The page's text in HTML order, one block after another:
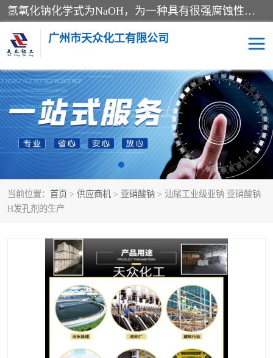
氢氧化钠化学式为NaOH，为一种具有很强腐蚀性的强碱，一般为片状或颗粒形态，易溶于水(溶于水时放热)并形成碱性溶液，另有潮解性，易吸取空气中的水蒸气(潮解)和(变质)。NaOH是化学实验室其中一种必备的化学品，亦为常见的化工品之一。纯品是无色透明的晶体。密度2.130g/cm3。熔点318.4℃。沸点1390℃。工业品含有少量的氯化和碳酸，是白色不透明的晶体。
广州市天众化工有限公司
当前位置： 首页 > 供应商机 > 亚硝酸钠 > 汕尾工业级亚钠 亚硝酸钠
H发孔剂的生产
亚硝酸钠 氢氧化钠
纯碱 硫代硫酸钠
草酸 醋酸钠
聚合氯化铝 焦磷酸二氢二钠
一水葡萄糖
聚丙烯酰胺 一水柠檬酸
磷酸氢二钠 葡萄糖酸钠